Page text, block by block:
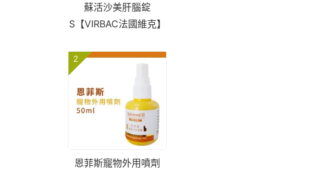
蘇活沙美肝腦錠
S【VIRBAC法國維克】
2
恩菲斯寵物外用噴劑